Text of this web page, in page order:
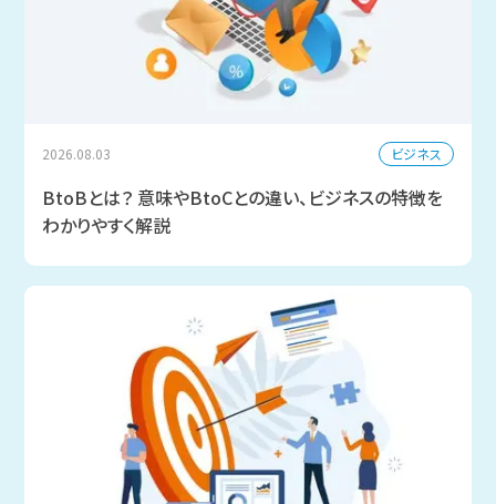
2026.08.03 ビジネス
BtoBとは？ 意味やBtoCとの違い、ビジネスの特徴を
わかりやすく解説